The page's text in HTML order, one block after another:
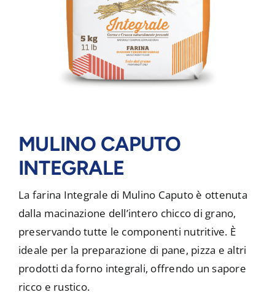
MULINO CAPUTO
INTEGRALE
La farina Integrale di Mulino Caputo è ottenuta
dalla macinazione dell’intero chicco di grano,
preservando tutte le componenti nutritive. È
ideale per la preparazione di pane, pizza e altri
prodotti da forno integrali, offrendo un sapore
ricco e rustico.